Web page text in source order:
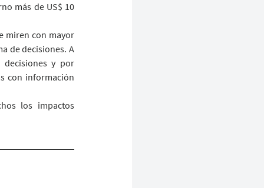
más de US$ 10
miren con mayor
de decisiones. A
y por
con información
los impactos